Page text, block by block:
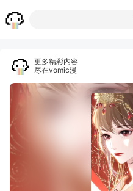
更多精彩内容
尽在vomic漫